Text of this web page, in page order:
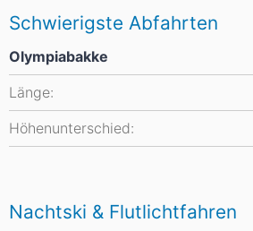
Schwierigste Abfahrten
Olympiabakke
Länge:
Höhenunterschied:
Nachtski & Flutlichtfahren